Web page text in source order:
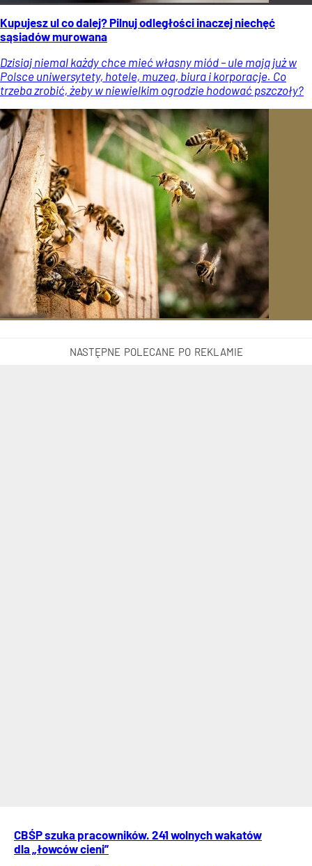
Kupujesz ul co dalej? Pilnuj odległości inaczej niechęć
sąsiadów murowana
Dzisiaj niemal każdy chce mieć własny miód – ule mają już w
Polsce uniwersytety, hotele, muzea, biura i korporacje. Co
trzeba zrobić, żeby w niewielkim ogrodzie hodować pszczoły?
CBŚP szuka pracowników. 241 wolnych wakatów
dla „łowców cieni”